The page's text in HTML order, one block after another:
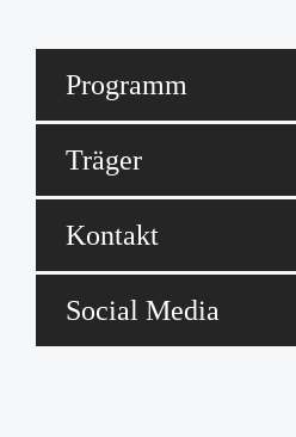
Programm
Träger
Kontakt
Social Media